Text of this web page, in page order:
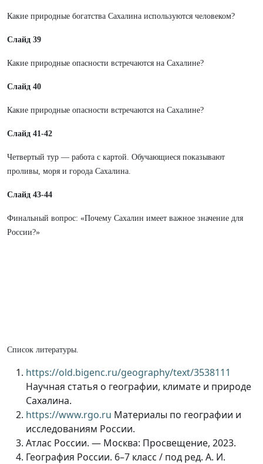
Какие природные богатства Сахалина используются человеком?
Слайд 39
Какие природные опасности встречаются на Сахалине?
Слайд 40
Какие природные опасности встречаются на Сахалине?
Слайд 41-42
Четвертый тур — работа с картой. Обучающиеся показывают
проливы, моря и города Сахалина.
Слайд 43-44
Финальный вопрос: «Почему Сахалин имеет важное значение для
России?»
Список литературы.
https://old.bigenc.ru/geography/text/3538111
Научная статья о географии, климате и природе
Сахалина.
https://www.rgo.ru Материалы по географии и
исследованиям России.
Атлас России. — Москва: Просвещение, 2023.
География России. 6–7 класс / под ред. А. И.